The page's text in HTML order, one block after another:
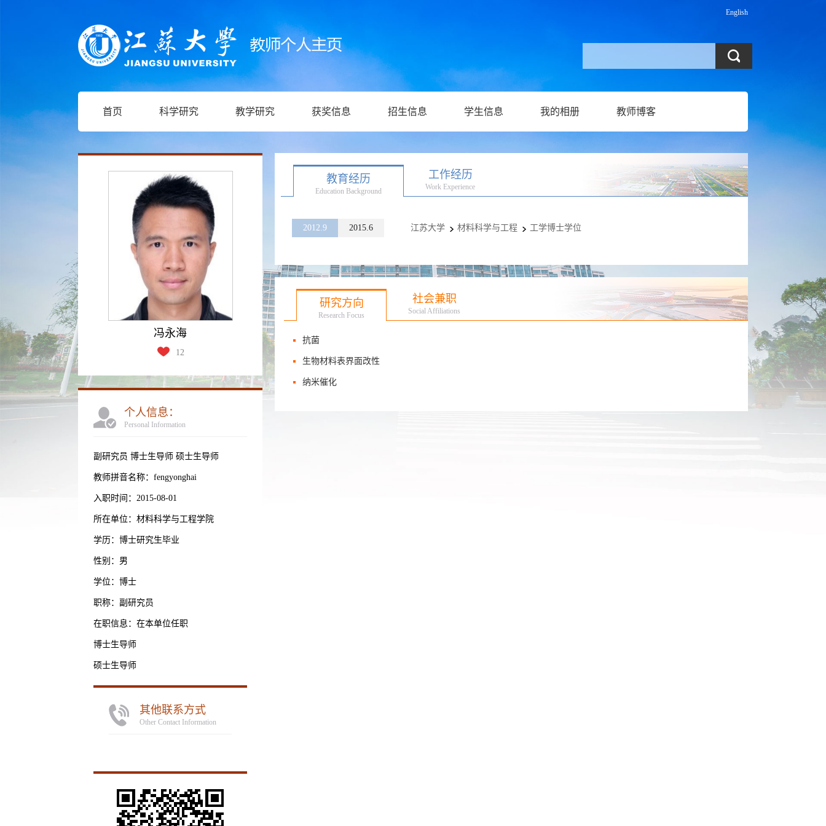
English
首页 科学研究 教学研究 获奖信息 招生信息 学生信息 我的相册 教师博客
冯永海
12
个人信息：
Personal Information
副研究员 博士生导师 硕士生导师
教师拼音名称：fengyonghai
入职时间：2015-08-01
所在单位：材料科学与工程学院
学历：博士研究生毕业
性别：男
学位：博士
职称：副研究员
在职信息：在本单位任职
博士生导师
硕士生导师
其他联系方式
Other Contact Information
教育经历
Education Background
工作经历
Work Experience
2012.9 2015.6 江苏大学 材料科学与工程 工学博士学位
研究方向
Research Focus
社会兼职
Social Affiliations
抗菌
生物材料表界面改性
纳米催化